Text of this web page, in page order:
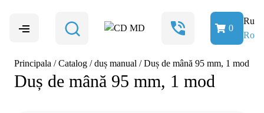
0
Ru
Ro
Principala / Catalog / duș manual / Duș de mână 95 mm, 1 mod
Duș de mână 95 mm, 1 mod